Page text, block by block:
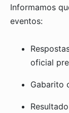
Informamos
eventos:
oficial
Gabarito